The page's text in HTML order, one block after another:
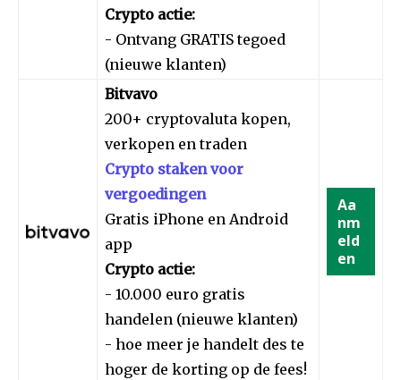
Crypto actie:
- Ontvang GRATIS tegoed
(nieuwe klanten)
Bitvavo
200+ cryptovaluta kopen,
verkopen en traden
Crypto staken voor
vergoedingen
Gratis iPhone en Android
app
Crypto actie:
- 10.000 euro gratis
handelen (nieuwe klanten)
- hoe meer je handelt des te
hoger de korting op de fees!
Aa
nm
eld
en